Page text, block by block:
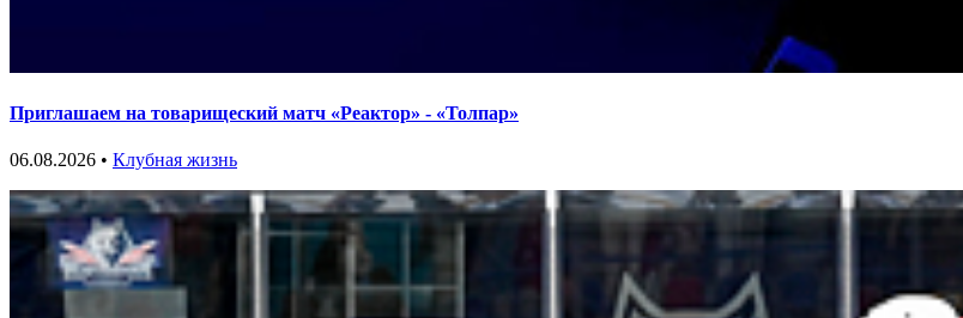
Приглашаем на товарищеский матч «Реактор» - «Толпар»
06.08.2026 • Клубная жизнь